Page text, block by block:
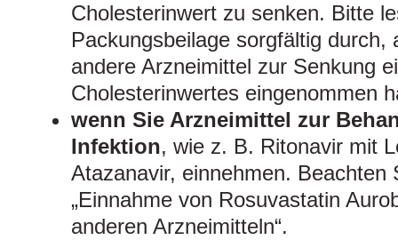
Cholesterinwert zu senken. Bitte
Packungsbeilage sorgfältig durch,
andere Arzneimittel zur Senkung
Cholesterinwertes eingenommen
wenn Sie Arzneimittel zur
Infektion, wie z. B. Ritonavir mit
Atazanavir, einnehmen. Beachten
„Einnahme von Rosuvastatin
anderen Arzneimitteln“.